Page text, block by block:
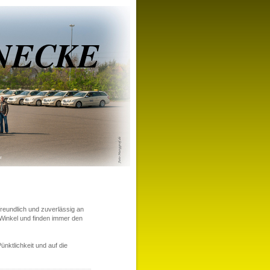
und zuverlässig an
und finden immer den
und auf die